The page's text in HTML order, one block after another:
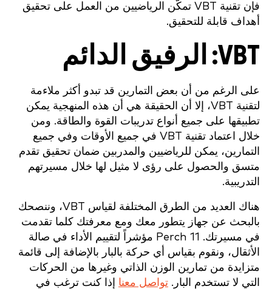
فإن تقنية VBT تمكّن الرياضيين من العمل على تحقيق
أهداف قابلة للتحقيق.
VBT: الرفيق الدائم
على الرغم من أن بعض التمارين قد تبدو أكثر ملاءمة
لتقنية VBT، إلا أن الحقيقة هي أن هذه المنهجية يمكن
تطبيقها على جميع أنواع تدريبات القوة والطاقة. ومن
خلال اعتماد تقنية VBT في جميع الأوقات وفي جميع
التمارين، يمكن للرياضيين والمدربين ضمان تحقيق تقدم
متسق والحصول على رؤى لا مثيل لها خلال مسيرتهم
التدريبية.
هناك العديد من الطرق المختلفة لقياس VBT، وننصحك
بالبحث عن جهاز يتطور معك ومع معرفتك كلما تقدمت
في مسيرتك. Perch 11 مؤشراً لتقييم الأداء في صالة
الأثقال، ونقوم بقياس أي حركة بالبار بالإضافة إلى قائمة
متزايدة من تمارين الوزن الذاتي وغيرها من الحركات
التي لا تستخدم البار. تواصل معنا إذا كنت ترغب في